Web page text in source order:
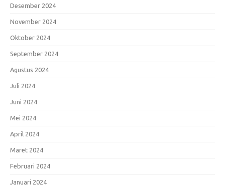
Desember 2024
November 2024
Oktober 2024
September 2024
Agustus 2024
Juli 2024
Juni 2024
Mei 2024
April 2024
Maret 2024
Februari 2024
Januari 2024